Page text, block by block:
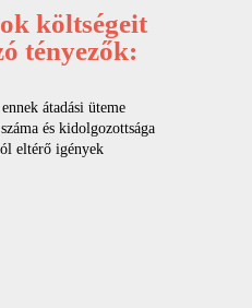
költségeit
tényezők:
átadási üteme
és kidolgozottsága
eltérő igények